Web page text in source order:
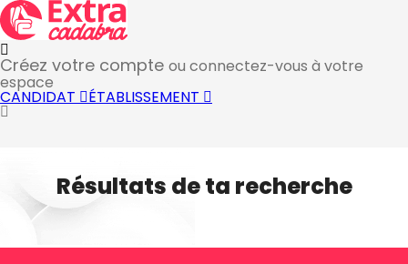
Créez votre compte ou connectez-vous à votre
espace
CANDIDAT ÉTABLISSEMENT
Résultats de ta recherche